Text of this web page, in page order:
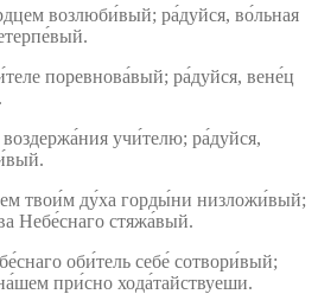
возлюби́вый; ра́дуйся, во́льная
поревнова́вый; ра́дуйся, вене́ц
учи́телю; ра́дуйся,
твои́м ду́ха горды́ни низложи́вый;
Небе́снаго стяжа́вый.
оби́тель себе́ сотвори́вый;
при́сно хода́тайствуеши.